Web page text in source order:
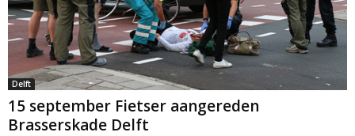
Delft
15 september Fietser aangereden
Brasserskade Delft